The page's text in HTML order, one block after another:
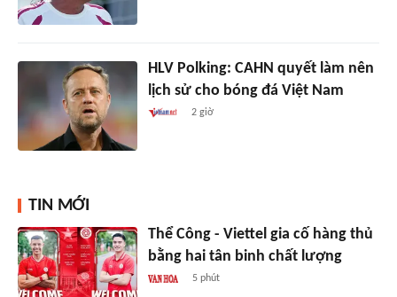
HLV Polking: CAHN quyết làm nên
lịch sử cho bóng đá Việt Nam
2 giờ
TIN MỚI
Thể Công - Viettel gia cố hàng thủ
bằng hai tân binh chất lượng
5 phút